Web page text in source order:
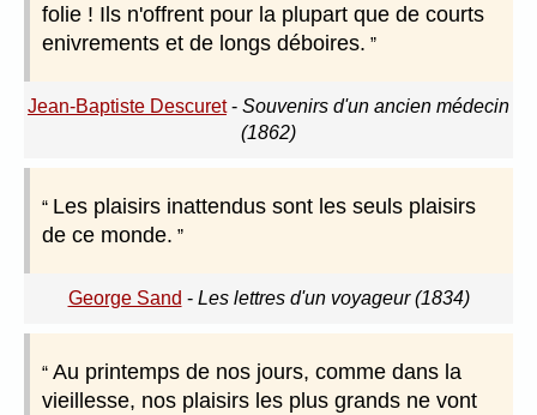
folie ! Ils n'offrent pour la plupart que de courts
enivrements et de longs déboires.
Jean-Baptiste Descuret- Souvenirs d'un ancien médecin
(1862)
Les plaisirs inattendus sont les seuls plaisirs
de ce monde.
George Sand - Les lettres d'un voyageur (1834)
Au printemps de nos jours, comme dans la
vieillesse, nos plaisirs les plus grands ne vont